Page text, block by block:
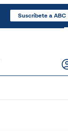
Suscríbete a ABC